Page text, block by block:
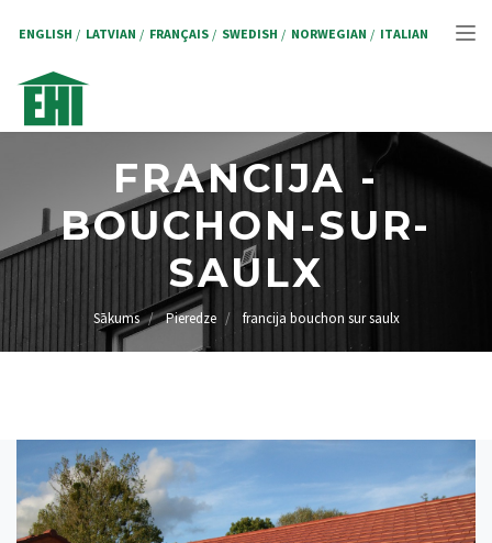
saturu
ENGLISH LATVIAN FRANÇAIS SWEDISH NORWEGIAN ITALIAN
FRANCIJA -
BOUCHON-SUR-
SAULX
ATPAKAĻCEĻŠ
Sākums Pieredze francija bouchon sur saulx